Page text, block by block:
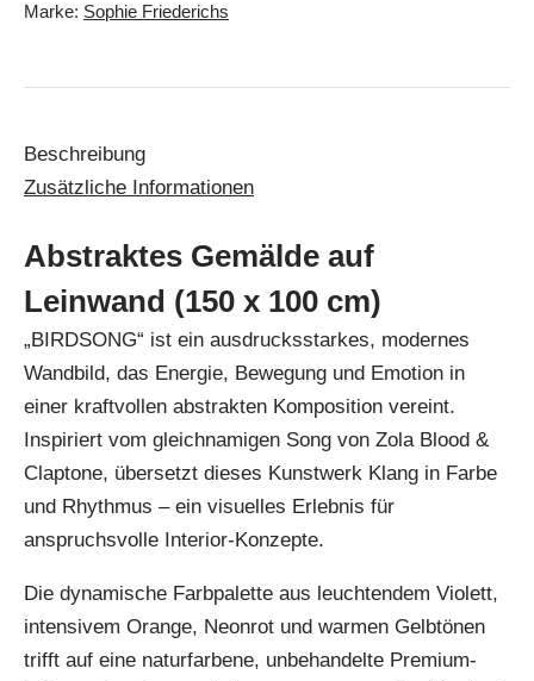
Marke: Sophie Friederichs
Beschreibung
Zusätzliche Informationen
Abstraktes Gemälde auf
Leinwand (150 x 100 cm)
„BIRDSONG“ ist ein ausdrucksstarkes, modernes
Wandbild, das Energie, Bewegung und Emotion in
einer kraftvollen abstrakten Komposition vereint.
Inspiriert vom gleichnamigen Song von Zola Blood &
Claptone, übersetzt dieses Kunstwerk Klang in Farbe
und Rhythmus – ein visuelles Erlebnis für
anspruchsvolle Interior-Konzepte.
Die dynamische Farbpalette aus leuchtendem Violett,
intensivem Orange, Neonrot und warmen Gelbtönen
trifft auf eine naturfarbene, unbehandelte Premium-